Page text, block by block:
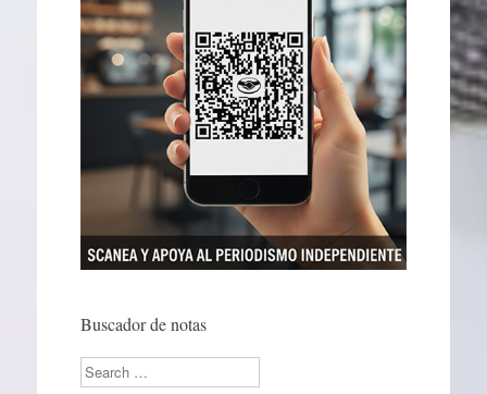
Buscador de notas
Search